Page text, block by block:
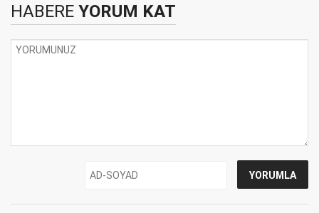
HABERE YORUM KAT